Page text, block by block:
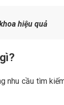
hiệu quả
nhu cầu tìm